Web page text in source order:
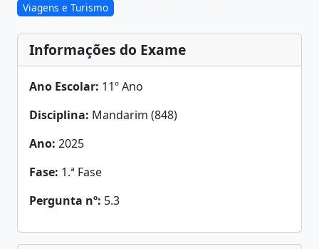
Viagens e Turismo
Informações do Exame
Ano Escolar: 11º Ano
Disciplina: Mandarim (848)
Ano: 2025
Fase: 1.ª Fase
Pergunta nº: 5.3